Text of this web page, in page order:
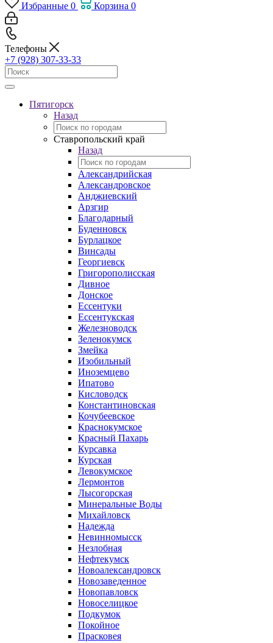
Избранные 0 Корзина 0
Телефоны
+7 (928) 307-33-33
Пятигорск
Назад
Ставропольский край
Назад
Александрийская
Александровское
Анджиевский
Арзгир
Благодарный
Буденновск
Бурлацкое
Винсады
Георгиевск
Григорополисская
Дивное
Донское
Ессентуки
Ессентукская
Железноводск
Зеленокумск
Змейка
Изобильный
Иноземцево
Ипатово
Кисловодск
Константиновская
Кочубеевское
Краснокумское
Красный Пахарь
Курсавка
Курская
Левокумское
Лермонтов
Лысогорская
Минеральные Воды
Михайловск
Надежда
Невинномысск
Незлобная
Нефтекумск
Новоалександровск
Новозаведенное
Новопавловск
Новоселицкое
Подкумок
Покойное
Прасковея